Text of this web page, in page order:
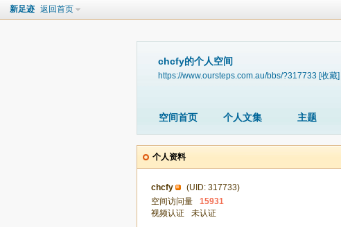
新足迹 返回首页
chcfy的个人空间
https://www.oursteps.com.au/bbs/?317733 [收藏]
空间首页 个人文集 主题
个人资料
chcfy
(UID: 317733)
空间访问量
15931
视频认证
未认证